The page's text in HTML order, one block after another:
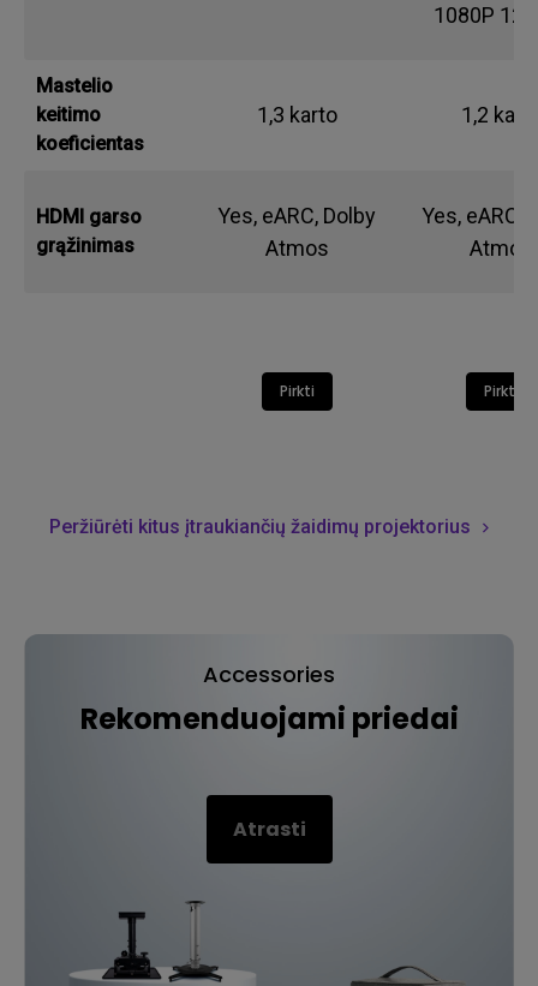
1080P
Mastelio
keitimo
koeficientas
1,3 karto 1,2
HDMI garso
grąžinimas
Yes, eARC, Dolby
Atmos
Yes, eARC,
Atmos
Pirkti Pirkti
Peržiūrėti kitus įtraukiančių žaidimų projektorius
Accessories
Rekomenduojami priedai
Atrasti